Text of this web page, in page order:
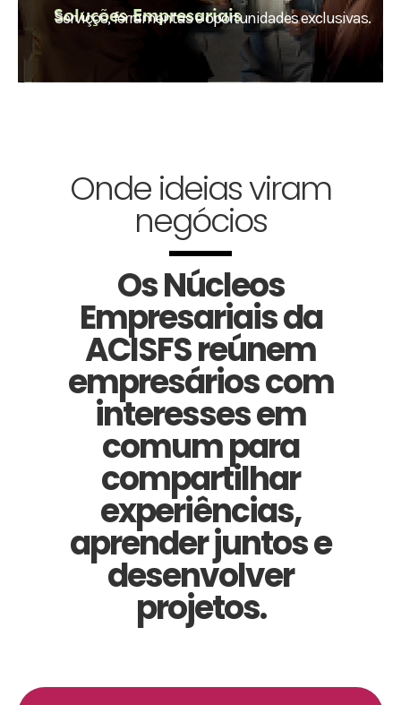
Soluções Empresariais
Serviços, ferramentas e oportunidades exclusivas.
Onde ideias viram
negócios
Os Núcleos
Empresariais da
ACISFS reúnem
empresários com
interesses em
comum para
compartilhar
experiências,
aprender juntos e
desenvolver
projetos.